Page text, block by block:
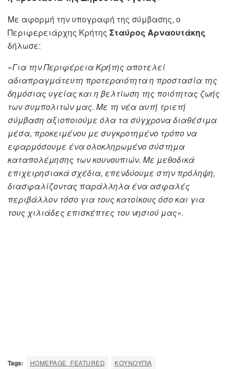
Με αφορμή την υπογραφή της σύμβασης, ο
Περιφερειάρχης Κρήτης Σταύρος Αρναουτάκης
δήλωσε:
«Για την Περιφέρεια Κρήτης αποτελεί
αδιαπραγμάτευτη προτεραιότητα η προστασία της
δημόσιας υγείας και η βελτίωση της ποιότητας ζωής
των συμπολιτών μας. Με τη νέα αυτή τριετή
σύμβαση αξιοποιούμε όλα τα σύγχρονα διαθέσιμα
μέσα, προκειμένου με συγκροτημένο τρόπο να
εφαρμόσουμε ένα ολοκληρωμένο σύστημα
καταπολέμησης των κουνουπιών. Με μεθοδικά
επιχειρησιακά σχέδια, επενδύουμε στην πρόληψη,
διασφαλίζοντας παράλληλα ένα ασφαλές
περιβάλλον τόσο για τους κατοίκους όσο και για
τους χιλιάδες επισκέπτες του νησιού μας».
Tags: HOMEPAGE_FEATURED ΚΟΥΝΟΎΠΙΑ